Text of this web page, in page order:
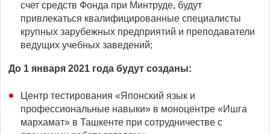
счет средств Фонда при Минтруде, будут
привлекаться квалифицированные специалисты
крупных зарубежных предприятий и преподаватели
ведущих учебных заведений;
До 1 января 2021 года будут созданы:
Центр тестирования «Японский язык и
профессиональные навыки» в моноцентре «Ишга
мархамат» в Ташкенте при сотрудничестве с